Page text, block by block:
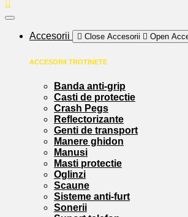
Accesorii Close Accesorii Open
ACCESORII TROTINETE
Banda anti-grip
Casti de protectie
Crash Pegs
Reflectorizante
Genti de transport
Manere ghidon
Manusi
Masti protectie
Oglinzi
Scaune
Sisteme anti-furt
Sonerii